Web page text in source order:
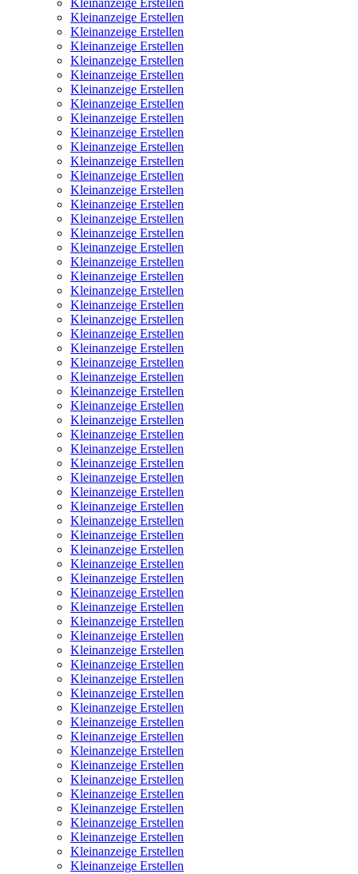
Kleinanzeige Erstellen
Kleinanzeige Erstellen
Kleinanzeige Erstellen
Kleinanzeige Erstellen
Kleinanzeige Erstellen
Kleinanzeige Erstellen
Kleinanzeige Erstellen
Kleinanzeige Erstellen
Kleinanzeige Erstellen
Kleinanzeige Erstellen
Kleinanzeige Erstellen
Kleinanzeige Erstellen
Kleinanzeige Erstellen
Kleinanzeige Erstellen
Kleinanzeige Erstellen
Kleinanzeige Erstellen
Kleinanzeige Erstellen
Kleinanzeige Erstellen
Kleinanzeige Erstellen
Kleinanzeige Erstellen
Kleinanzeige Erstellen
Kleinanzeige Erstellen
Kleinanzeige Erstellen
Kleinanzeige Erstellen
Kleinanzeige Erstellen
Kleinanzeige Erstellen
Kleinanzeige Erstellen
Kleinanzeige Erstellen
Kleinanzeige Erstellen
Kleinanzeige Erstellen
Kleinanzeige Erstellen
Kleinanzeige Erstellen
Kleinanzeige Erstellen
Kleinanzeige Erstellen
Kleinanzeige Erstellen
Kleinanzeige Erstellen
Kleinanzeige Erstellen
Kleinanzeige Erstellen
Kleinanzeige Erstellen
Kleinanzeige Erstellen
Kleinanzeige Erstellen
Kleinanzeige Erstellen
Kleinanzeige Erstellen
Kleinanzeige Erstellen
Kleinanzeige Erstellen
Kleinanzeige Erstellen
Kleinanzeige Erstellen
Kleinanzeige Erstellen
Kleinanzeige Erstellen
Kleinanzeige Erstellen
Kleinanzeige Erstellen
Kleinanzeige Erstellen
Kleinanzeige Erstellen
Kleinanzeige Erstellen
Kleinanzeige Erstellen
Kleinanzeige Erstellen
Kleinanzeige Erstellen
Kleinanzeige Erstellen
Kleinanzeige Erstellen
Kleinanzeige Erstellen